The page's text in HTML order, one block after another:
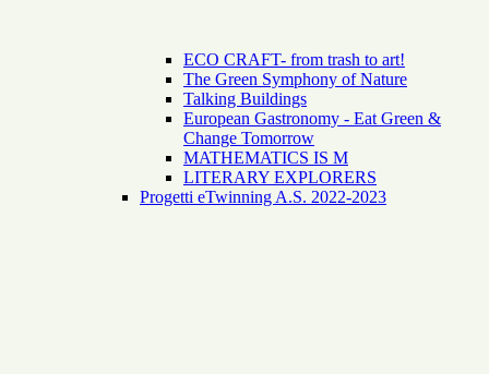
ECO CRAFT- from trash to art!
The Green Symphony of Nature
Talking Buildings
European Gastronomy - Eat Green &
Change Tomorrow
MATHEMATICS IS M
LITERARY EXPLORERS
Progetti eTwinning A.S. 2022-2023